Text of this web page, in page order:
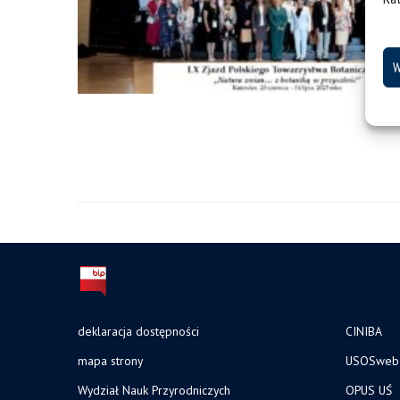
deklaracja dostępności
mapa strony
Wydział Nauk Przyrodniczych
CINIBA
USOSweb
OPUS UŚ